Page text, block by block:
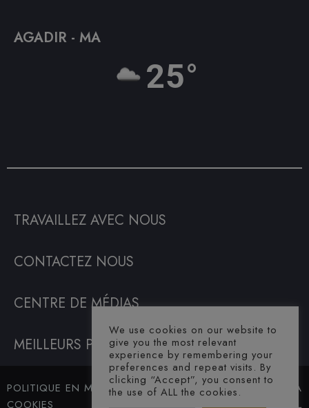
AGADIR - MA
25°
TRAVAILLEZ AVEC NOUS
CONTACTEZ NOUS
CENTRE DE MÉDIAS
MEILLEURS PRIX GARANTIS
POLITIQUE EN MATIÈRE DE
COOKIES
© SAHARA
HOTEL. ALL
We use cookies on our website to
give you the most relevant
experience by remembering your
preferences and repeat visits. By
clicking “Accept”, you consent to
the use of ALL the cookies.